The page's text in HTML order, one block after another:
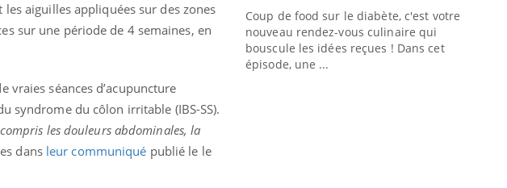
aiguilles appliquées sur des zones
sur une période de 4 semaines, en
vraies séances d’acupuncture
syndrome du côlon irritable (IBS-SS).
les douleurs abdominales, la
dans leur communiqué publié le le
Coup de food sur le diabète, c'est votre
nouveau rendez-vous culinaire qui